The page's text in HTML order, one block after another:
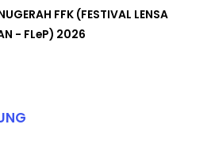
FFK (FESTIVAL LENSA
- FLeP) 2026